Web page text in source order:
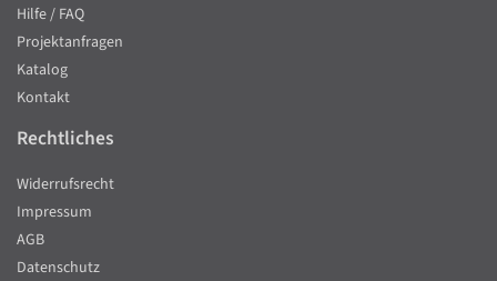
Hilfe / FAQ
Projektanfragen
Katalog
Kontakt
Rechtliches
Widerrufsrecht
Impressum
AGB
Datenschutz